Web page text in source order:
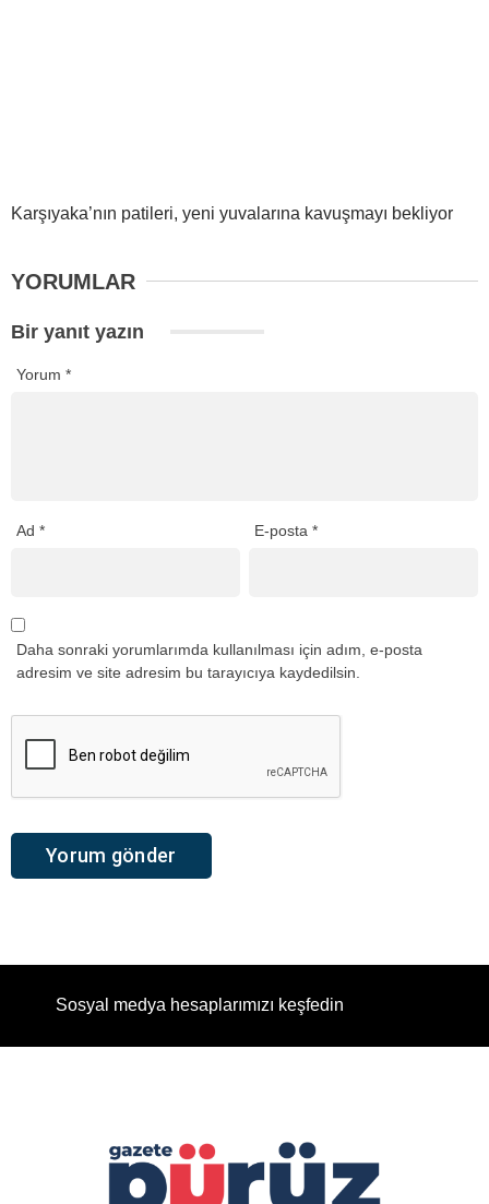
Karşıyaka’nın patileri, yeni yuvalarına kavuşmayı bekliyor
YORUMLAR
Bir yanıt yazın
Yorum *
Ad * E-posta*
Daha sonraki yorumlarımda kullanılması için adım, e-posta
adresim ve site adresim bu tarayıcıya kaydedilsin.
Sosyal medya hesaplarımızı keşfedin